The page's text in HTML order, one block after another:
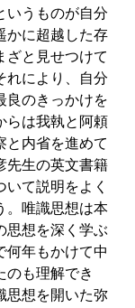
いうものが自分
かに超越した存
ざと見せつけて
れにより、自分
良のきっかけを
らは我執と阿頼
と内省を進めて
先生の英文書籍
て説明をよく
。唯識思想は本
思想を深く学ぶ
何年もかけて中
のも理解でき
思想を開いた弥